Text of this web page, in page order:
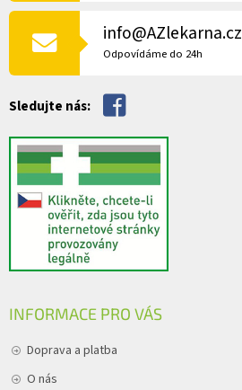
info@AZlekarna.cz
Odpovídáme do 24h
Sledujte nás:
INFORMACE PRO VÁS
Doprava a platba
O nás